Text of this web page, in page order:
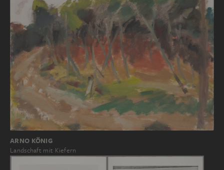
ARNO KÖNIG
Landschaft mit Kiefern